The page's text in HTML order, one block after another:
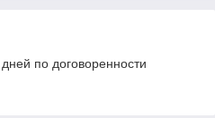
по договоренности